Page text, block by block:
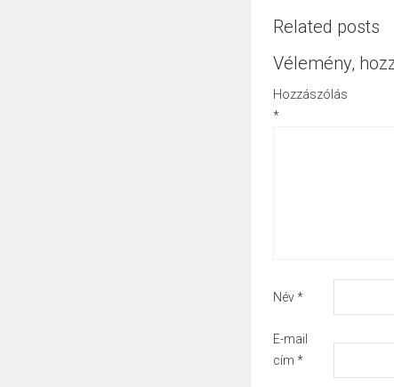
Related posts
Vélemény,
Hozzászólás
*
Név*
E-mail
cím *